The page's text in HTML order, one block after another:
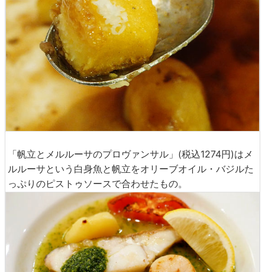
さらに、とうもろこしの粉を練り上げて揚げた「ポレン
タ」のフリット。ポテトよりもしっとりとした食感で、濃
厚なソースによく合います。